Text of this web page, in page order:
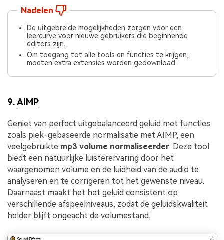
Nadelen
De uitgebreide mogelijkheden zorgen voor een
leercurve voor nieuwe gebruikers die beginnende
editors zijn.
Om toegang tot alle tools en functies te krijgen,
moeten extra extensies worden gedownload.
9.AIMP
Geniet van perfect uitgebalanceerd geluid met functies
zoals piek-gebaseerde normalisatie met AIMP, een
veelgebruikte mp3 volume normaliseerder. Deze tool
biedt een natuurlijke luisterervaring door het
waargenomen volume en de luidheid van de audio te
analyseren en te corrigeren tot het gewenste niveau.
Daarnaast maakt het het geluid consistent op
verschillende afspeelniveaus, zodat de geluidskwaliteit
helder blijft ongeacht de volumestand.